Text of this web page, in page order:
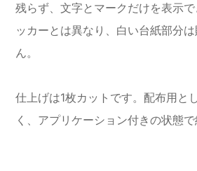
残らず、文字とマークだけを表示
ッカーとは異なり、白い台紙部分
ん。
仕上げは1枚カットです。配布用と
く、アプリケーション付きの状態で